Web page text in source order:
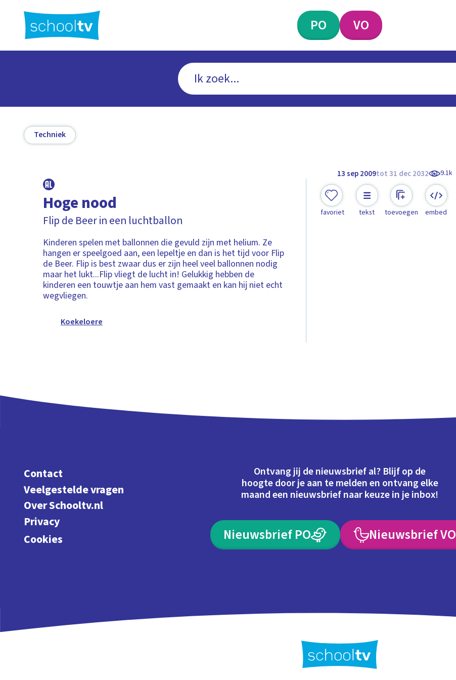
hoofdinhoud
PO VO
Techniek
13 sep 2009tot 31 dec 2032 9.1k
Hoge nood
Flip de Beer in een luchtballon
Kinderen spelen met ballonnen die gevuld zijn met helium. Ze
hangen er speelgoed aan, een lepeltje en dan is het tijd voor Flip
de Beer. Flip is best zwaar dus er zijn heel veel ballonnen nodig
maar het lukt...Flip vliegt de lucht in! Gelukkig hebben de
kinderen een touwtje aan hem vast gemaakt en kan hij niet echt
wegvliegen.
Koekeloere
favoriet tekst toevoegen embed
Contact
Veelgestelde vragen
Over Schooltv.nl
Privacy
Cookies
Ontvang jij de nieuwsbrief al? Blijf op de
hoogte door je aan te melden en ontvang elke
maand een nieuwsbrief naar keuze in je inbox!
Nieuwsbrief PO Nieuwsbrief VO